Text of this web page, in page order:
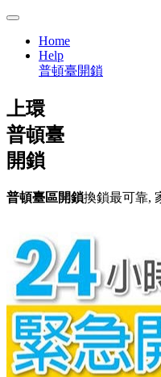
Home
Help
普頓臺開鎖
上環
普頓臺
開鎖
普頓臺區開鎖換鎖最可靠,